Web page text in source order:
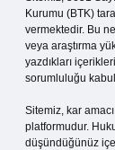
Kurumu (BTK)
vermektedir. Bu
veya araştırma
yazdıkları
sorumluluğu kabul
Sitemiz, kar
platformudur.
düşündüğünüz